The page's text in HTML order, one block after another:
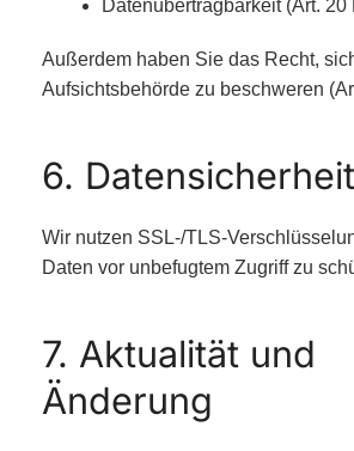
Datenübertragbarkeit (Art. 20
Außerdem haben Sie das Recht,
Aufsichtsbehörde zu beschweren
6. Datensicherheit
Wir nutzen SSL-/TLS-
Daten vor unbefugtem Zugriff zu
7. Aktualität und
Änderung